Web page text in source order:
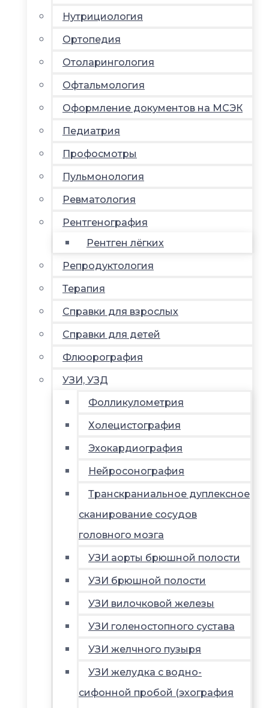
Нутрициология
Ортопедия
Отоларингология
Офтальмология
Оформление документов на МСЭК
Педиатрия
Профосмотры
Пульмонология
Ревматология
Рентгенография
Рентген лёгких
Репродуктология
Терапия
Справки для взрослых
Справки для детей
Флюорография
УЗИ, УЗД
Фолликулометрия
Холецистография
Эхокардиография
Нейросонография
Транскраниальное дуплексное
сканирование сосудов
головного мозга
УЗИ аорты брюшной полости
УЗИ брюшной полости
УЗИ вилочковой железы
УЗИ голеностопного сустава
УЗИ желчного пузыря
УЗИ желудка с водно-
сифонной пробой (эхография